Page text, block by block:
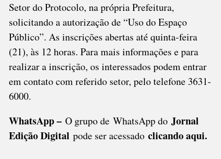
Setor do Protocolo, na própria Prefeitura,
solicitando a autorização de “Uso do Espaço
Público”. As inscrições abertas até quinta-feira
(21), às 12 horas. Para mais informações e para
realizar a inscrição, os interessados ​​podem entrar
em contato com referido setor, pelo telefone 3631-
6000.
WhatsApp – O grupo de WhatsApp do Jornal
Edição Digital pode ser acessado clicando aqui.